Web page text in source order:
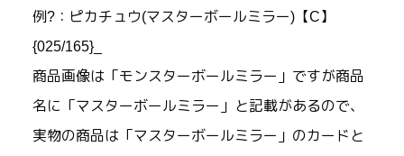
例?：ピカチュウ(マスターボールミラー)【C】
{025/165}_
商品画像は「モンスターボールミラー」ですが商品
名に「マスターボールミラー」と記載があるので、
実物の商品は「マスターボールミラー」のカードと